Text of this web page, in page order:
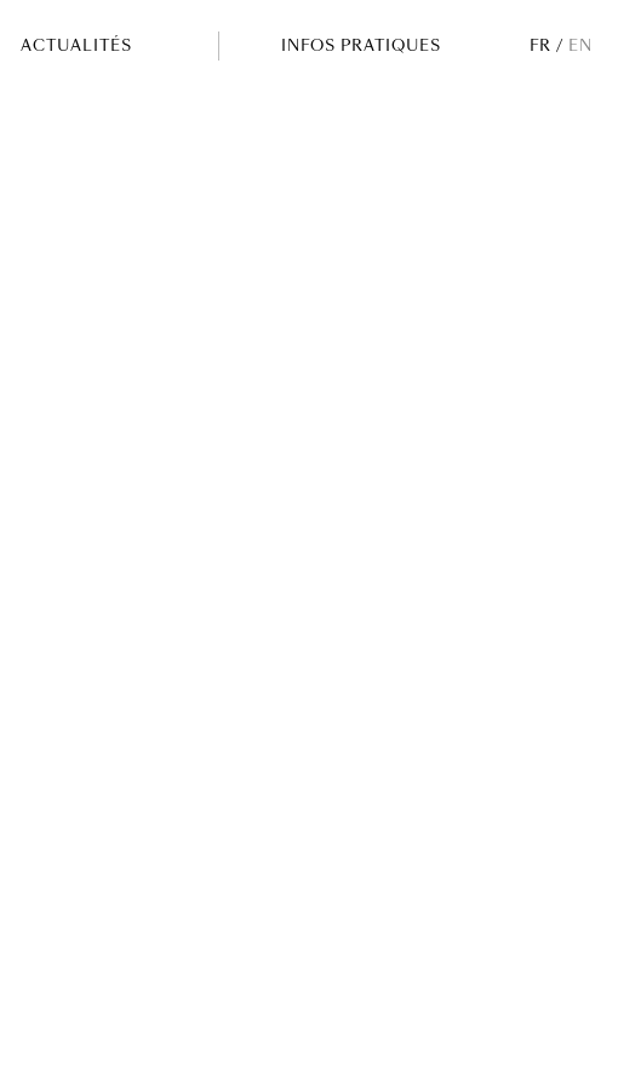
ACTUALITÉS INFOS PRATIQUES FR / EN